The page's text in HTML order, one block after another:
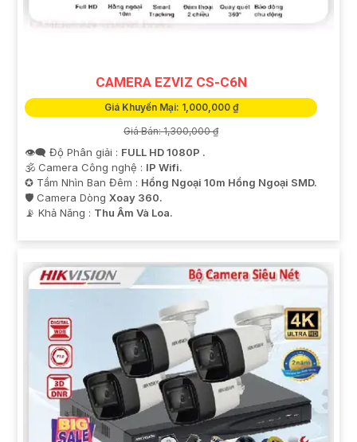
CAMERA EZVIZ CS-C6N
Giá Khuyến Mại: 1,000,000 ₫
Giá Bán: 1,300,000 ₫
👁️‍🗨 Độ Phân giải : FULL HD 1080P .
🕉️ Camera Công nghệ : IP Wifi.
✪ Tầm Nhìn Ban Đêm : Hồng Ngoại 10m Hồng Ngoại SMD.
🛡 Camera Dòng Xoay 360.
️📡 Khả Năng : Thu Âm Và Loa.